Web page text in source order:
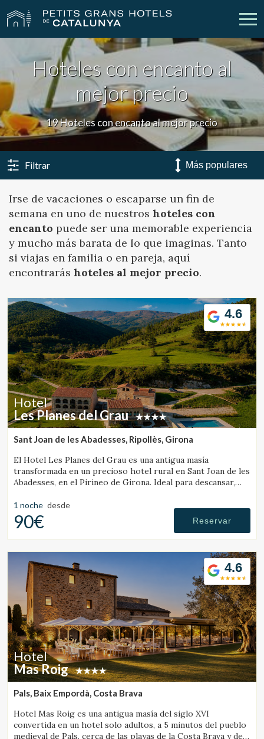
Nuestros Hoteles Escapadas
Bodas Empresas
Cheques Regalo Descubre Catalunya
Mi reserva
vpn_key Iniciar sesión person Crear cuenta
Ubicación/nombre del hotel
CA ES EN FR
Hoteles con encanto al
mejor precio
19 Hoteles con encanto al mejor precio
Filtrar
Irse de vacaciones o escaparse un fin de
semana en uno de nuestros hoteles con
encanto puede ser una memorable experiencia
y mucho más barata de lo que imaginas. Tanto
si viajas en familia o en pareja, aquí
encontrarás hoteles al mejor precio.
4.6
Hotel
Les Planes del Grau
Sant Joan de les Abadesses, Ripollès, Girona
El Hotel Les Planes del Grau es una antigua masía
transformada en un precioso hotel rural en Sant Joan de les
Abadesses, en el Pirineo de Girona. Ideal para descansar,
1 noche desde
90€ Reservar
4.6
Hotel
Mas Roig
Pals, Baix Empordà, Costa Brava
Hotel Mas Roig es una antigua masía del siglo XVI
convertida en un hotel solo adultos, a 5 minutos del pueblo
medieval de Pals, cerca de las playas de la Costa Brava y de